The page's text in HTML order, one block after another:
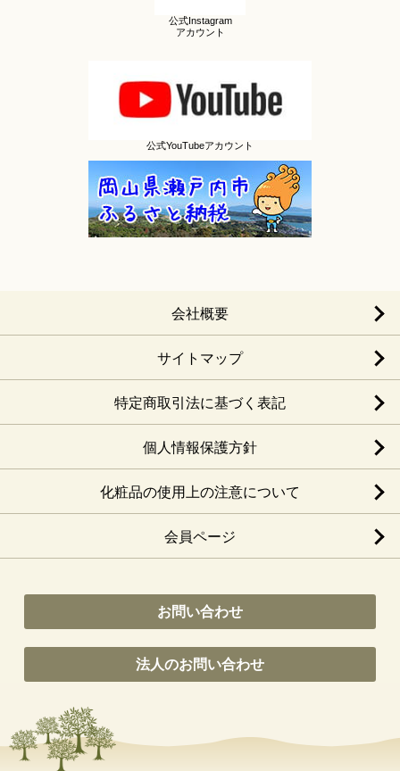
公式Instagram
アカウント
公式YouTubeアカウント
会社概要
サイトマップ
特定商取引法に基づく表記
個人情報保護方針
化粧品の使用上の注意について
会員ページ
お問い合わせ
法人のお問い合わせ